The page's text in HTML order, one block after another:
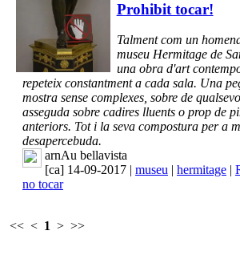
Prohibit tocar!
Talment com un
museu Hermitage de
una obra d'art
repeteix constantment a cada sala. Una
mostra sense complexes, sobre de
asseguda sobre cadires lluents o prop de
anteriors. Tot i la seva compostura per a
desapercebuda.
arnAu bellavista
[ca] 14-09-2017 | museu | hermitage |
no tocar
<< < 1 > >>